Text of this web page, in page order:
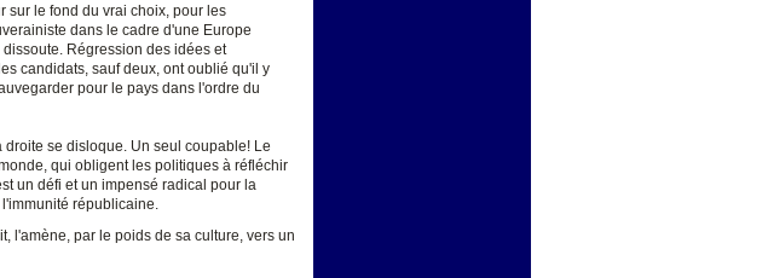
sur le fond du vrai choix, pour les
dans le cadre d'une Europe
Régression des idées et
candidats, sauf deux, ont oublié qu'il y
pour le pays dans l'ordre du
se disloque. Un seul coupable! Le
qui obligent les politiques à réfléchir
un défi et un impensé radical pour la
républicaine.
l'amène, par le poids de sa culture, vers un